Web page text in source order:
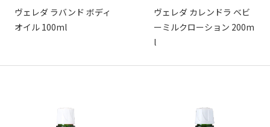
ヴェレダ ラバンド ボディ
オイル 100ml
ヴェレダ カレンドラ ベビ
ーミルクローション 200m
l